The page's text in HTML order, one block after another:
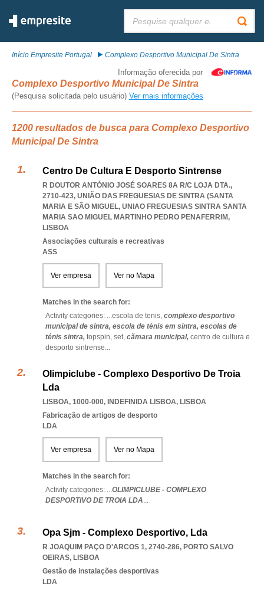
Início Empresite Portugal Complexo Desportivo Municipal De Sintra
Informação oferecida por
Complexo Desportivo Municipal De Sintra
(Pesquisa solicitada pelo usuário) Ver mais informações
1200 resultados de busca para Complexo Desportivo
Municipal De Sintra
Centro De Cultura E Desporto Sintrense
R DOUTOR ANTÓNIO JOSÉ SOARES 8A R/C LOJA DTA.,
2710-423, UNIÃO DAS FREGUESIAS DE SINTRA (SANTA
MARIA E SÃO MIGUEL, UNIAO FREGUESIAS SINTRA SANTA
MARIA SAO MIGUEL MARTINHO PEDRO PENAFERRIM,
LISBOA
Associações culturais e recreativas
ASS
Ver empresa Ver no Mapa
Matches in the search for:
Activity categories: ...escola de tenis, complexo desportivo
municipal de sintra, escola de ténis em sintra, escolas de
ténis sintra, topspin, set, cãmara municipal, centro de cultura e
desporto sintrense...
Olimpiclube - Complexo Desportivo De Troia
Lda
LISBOA, 1000-000, INDEFINIDA LISBOA, LISBOA
Fabricação de artigos de desporto
LDA
Ver empresa Ver no Mapa
Matches in the search for:
Activity categories: ...OLIMPICLUBE - COMPLEXO
DESPORTIVO DE TROIA LDA...
Opa Sjm - Complexo Desportivo, Lda
R JOAQUIM PAÇO D'ARCOS 1, 2740-286, PORTO SALVO
OEIRAS, LISBOA
Gestão de instalações desportivas
LDA